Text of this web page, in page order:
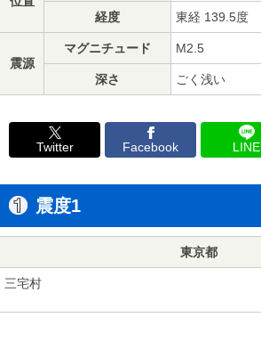
経度 東経 139.5度
震源
マグニチュード M2.5
深さ ごく浅い
Twitter Facebook LINE
震度1
東京都
三宅村